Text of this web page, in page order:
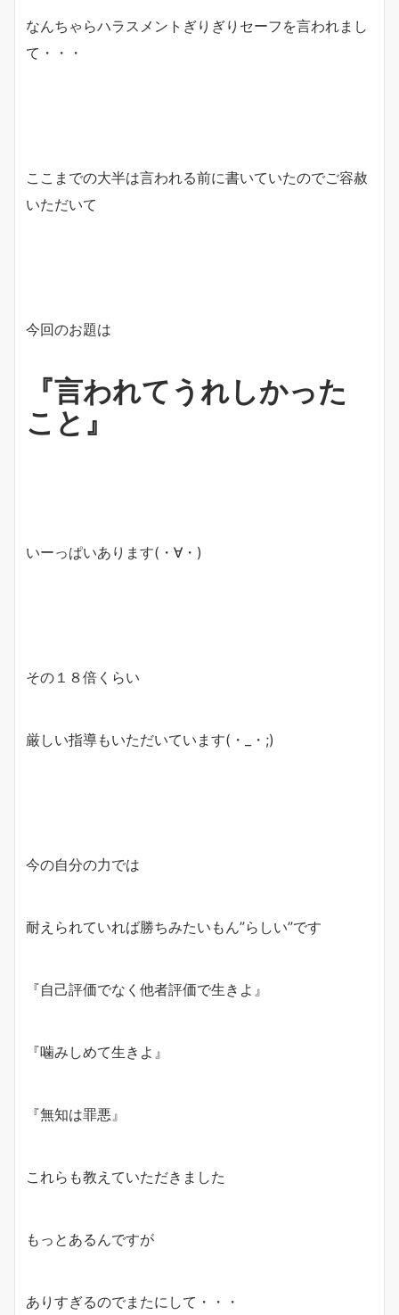
なんちゃらハラスメントぎりぎりセーフを言われまし
て・・・
ここまでの大半は言われる前に書いていたのでご容赦
いただいて
今回のお題は
『言われてうれしかった
こと』
いーっぱいあります(・∀・)
その１８倍くらい
厳しい指導もいただいています(・_・;)
今の自分の力では
耐えられていれば勝ちみたいもん”らしい”です
『自己評価でなく他者評価で生きよ』
『噛みしめて生きよ』
『無知は罪悪』
これらも教えていただきました
もっとあるんですが
ありすぎるのでまたにして・・・